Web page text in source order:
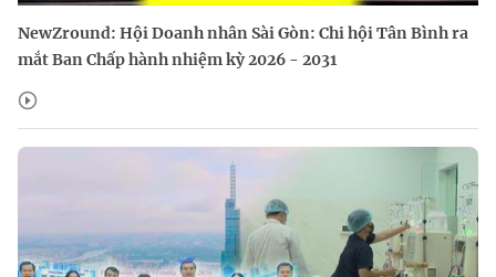
NewZround: Hội Doanh nhân Sài Gòn: Chi hội Tân Bình ra
mắt Ban Chấp hành nhiệm kỳ 2026 - 2031